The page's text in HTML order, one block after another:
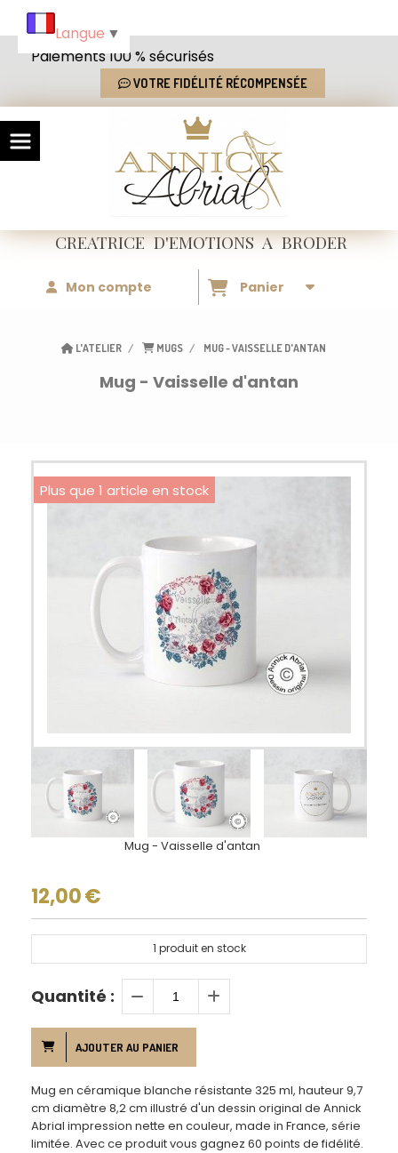
Paiements 100 % sécurisés
VOTRE FIDÉLITÉ RÉCOMPENSÉE
CREATRICED'EMOTIONSA BRODER
Mon compte Panier
L'ATELIER MUGS MUG - VAISSELLE D'ANTAN
Mug - Vaisselle d'antan
Plus que 1 article en stock
Mug - Vaisselle d'antan
12,00€
1 produit en stock
Quantité :
AJOUTER AU PANIER
Mug en céramique blanche résistante 325 ml, hauteur 9,7
cm diamètre 8,2 cm illustré d'un dessin original de Annick
Abrial impression nette en couleur, made in France, série
limitée. Avec ce produit vous gagnez 60 points de fidélité.
Langue ▼